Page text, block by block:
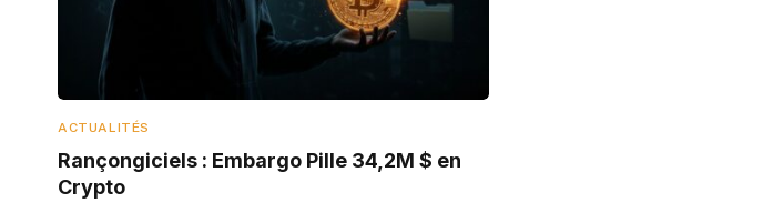
ACTUALITÉS
Rançongiciels : Embargo Pille 34,2M $ en
Crypto